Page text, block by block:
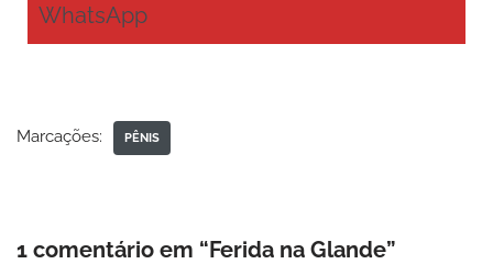
WhatsApp
Marcações: PÊNIS
1 comentário em “Ferida na Glande”